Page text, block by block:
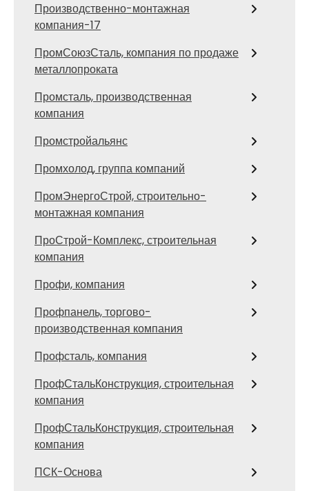
Производственно-монтажная
компания-17
ПромСоюзСталь, компания по продаже
металлопроката
Промсталь, производственная
компания
Промстройальянс
Промхолод, группа компаний
ПромЭнергоСтрой, строительно-
монтажная компания
ПроСтрой-Комплекс, строительная
компания
Профи, компания
Профпанель, торгово-
производственная компания
Профсталь, компания
ПрофСтальКонструкция, строительная
компания
ПрофСтальКонструкция, строительная
компания
ПСК-Основа